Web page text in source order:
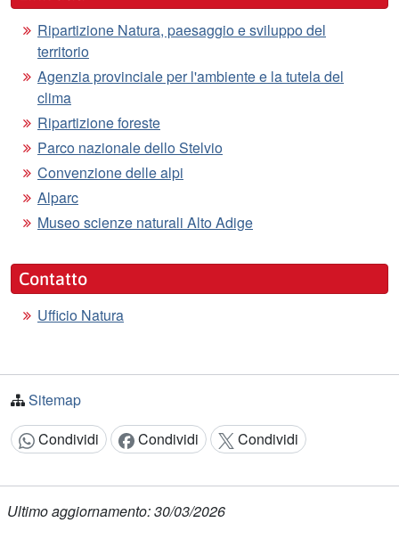
Ripartizione Natura, paesaggio e sviluppo del
territorio
Agenzia provinciale per l'ambiente e la tutela del
clima
Ripartizione foreste
Parco nazionale dello Stelvio
Convenzione delle alpi
Alparc
Museo scienze naturali Alto Adige
Contatto
Ufficio Natura
Sitemap
Condividi:
Condividi Condividi Condividi
Ultimo aggiornamento: 30/03/2026